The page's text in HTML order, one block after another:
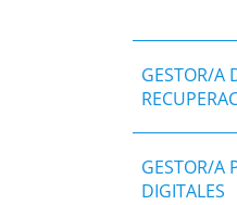
GESTOR/A
GESTOR/A
DIGITALES